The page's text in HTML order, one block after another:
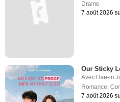
Drame
7 août 2026
Our Sticky
Avec Hae-in
Romance ,
7 août 2026